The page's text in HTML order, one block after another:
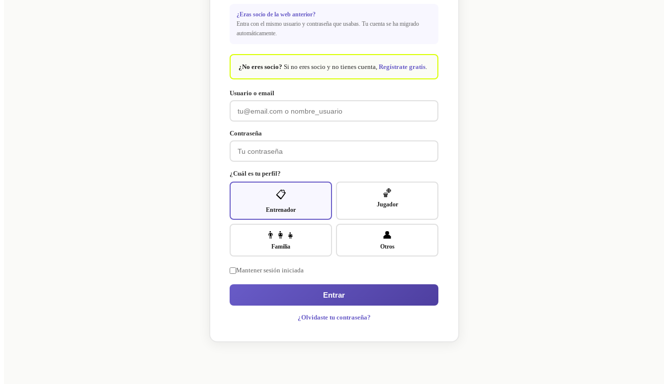
¿Eras socio de la web anterior?
Entra con el mismo usuario y contraseña que usabas. Tu cuenta se ha migrado
automáticamente.
¿No eres socio? Si no eres socio y no tienes cuenta, Regístrate gratis.
Usuario o email
Contraseña
¿Cuál es tu perfil?
📋
Entrenador
🏀
Jugador
👨‍👩‍👧
Familia
👤
Otros
Mantener sesión iniciada
Entrar
¿Olvidaste tu contraseña?